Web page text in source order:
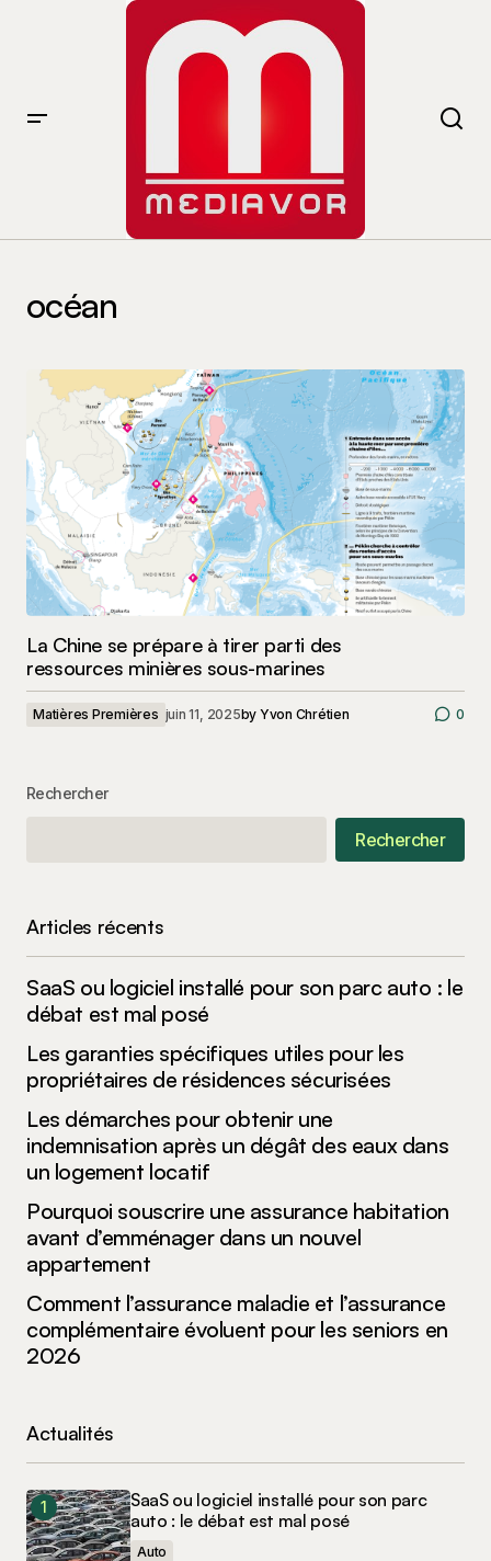
océan
La Chine se prépare à tirer parti des
ressources minières sous-marines
Matières Premières juin 11, 2025by Yvon Chrétien 0
Rechercher
Rechercher
Articles récents
SaaS ou logiciel installé pour son parc auto : le
débat est mal posé
Les garanties spécifiques utiles pour les
propriétaires de résidences sécurisées
Les démarches pour obtenir une
indemnisation après un dégât des eaux dans
un logement locatif
Pourquoi souscrire une assurance habitation
avant d’emménager dans un nouvel
appartement
Comment l’assurance maladie et l’assurance
complémentaire évoluent pour les seniors en
2026
Actualités
SaaS ou logiciel installé pour son parc
auto : le débat est mal posé
Auto